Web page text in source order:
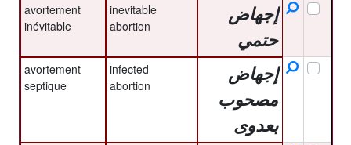
إجهاض
حتمي
inevitable
abortion
avortement
inévitable
إجهاض
مصحوب
بعدوى
infected
abortion
avortement
septique